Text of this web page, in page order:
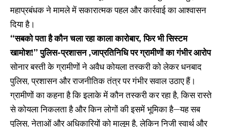
महाप्रबंधक ने मामले में सकारात्मक पहल और कार्रवाई का आश्वासन
दिया है।
“सबको पता है कौन चला रहा काला कारोबार, फिर भी सिस्टम
खामोश!” पुलिस-प्रशासन ,जाप्रतिनिधि पर ग्रामीणों का गंभीर आरोप
सोनार बस्ती के ग्रामीणों ने अवैध कोयला तस्करी को लेकर धनबाद
पुलिस, प्रशासन और राजनीतिक तंत्र पर गंभीर सवाल उठाए हैं।
ग्रामीणों का कहना है कि इलाके में कौन तस्करी कर रहा है, किस रास्ते
से कोयला निकलता है और किन लोगों की इसमें भूमिका है—यह सब
पुलिस, नेताओं और अधिकारियों को मालूम है, लेकिन निजी स्वार्थ और